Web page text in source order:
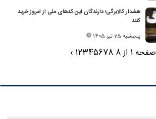
هشدار کالابرگی؛ دارندگان این کدهای ملی از امروز خرید
کنند
پنجشنبه 25 تیر 1405
صفحه 1 از 8 12345678
›